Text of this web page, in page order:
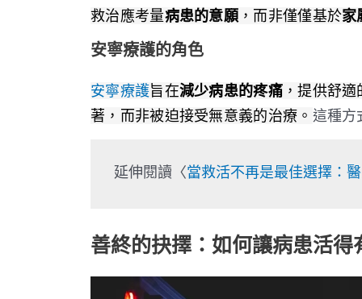
救治應考量病患的意願 ，而非僅僅基於家
安寧療護的角色
安寧療護旨在減少病患的疼痛，提供舒適
著，而非被迫接受無意義的治療。 這種方
延伸閱讀〈當救活不再是最佳選擇：
善終的抉擇：如何讓病患活得